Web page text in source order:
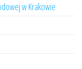
w Krakowie